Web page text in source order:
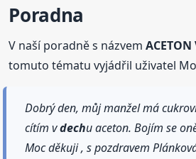
Poradna
V naší poradně s názvemACETON
tomuto tématu vyjádřil uživatel
Dobrý den, můj manžel má
cítím vdechu aceton. Bojím se
Moc děkuji , s pozdravem